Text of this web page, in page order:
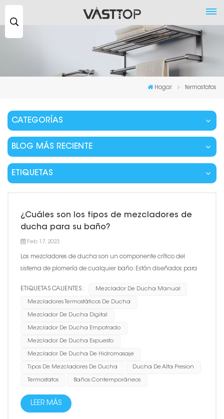
Hogar termostatos
CATEGORÍAS
BLOG MÁS RECIENTE
ETIQUETAS
¿Cuáles son los tipos de mezcladores de
ducha para su baño?
Feb 17, 2023
Los mezcladores de ducha son un componente crítico del
sistema de plomería de cualquier baño. Están diseñados para
mercado hoy en día, cada uno con sus características y
beneficios únic...
ETIQUETAS CALIENTES : Mezclador De Ducha Manual
Mezcladores Termostáticos De Ducha
Mezclador De Ducha Digital
Mezclador De Ducha Empotrado
Mezclador De Ducha Expuesto
Mezclador De Ducha De Hidromasaje
Tipos De Mezcladores De Ducha Ducha De Alta Presion
Termostatos Baños Contemporáneos
LEER MÁS